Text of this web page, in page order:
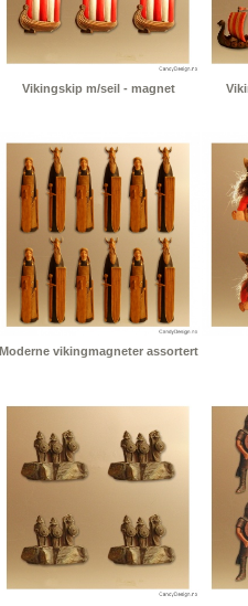
Vikingskip m/seil - magnet
Moderne vikingmagneter assortert